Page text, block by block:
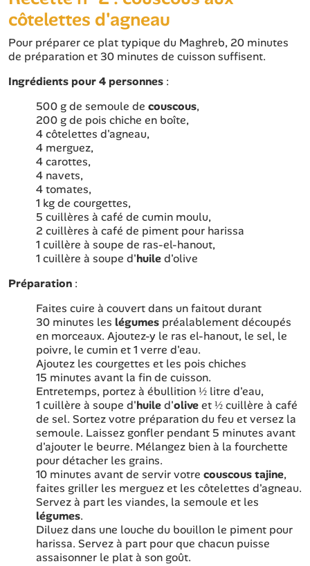
côtelettes d'agneau
Pour préparer ce plat typique du Maghreb, 20 minutes
de préparation et 30 minutes de cuisson suffisent.
Ingrédients pour 4 personnes :
500 g de semoule de couscous,
200 g de pois chiche en boîte,
4 côtelettes d'agneau,
4 merguez,
4 carottes,
4 navets,
4 tomates,
1 kg de courgettes,
5 cuillères à café de cumin moulu,
2 cuillères à café de piment pour harissa
1 cuillère à soupe de ras-el-hanout,
1 cuillère à soupe d'huiled'olive
Préparation :
Faites cuire à couvert dans un faitout durant
30 minutes les légumes préalablement découpés
en morceaux. Ajoutez-y le ras el-hanout, le sel, le
poivre, le cumin et 1 verre d'eau.
Ajoutez les courgettes et les pois chiches
15 minutes avant la fin de cuisson.
Entretemps, portez à ébullition ½ litre d'eau,
1 cuillère à soupe d'huiled'oliveet ½ cuillère à café
de sel. Sortez votre préparation du feu et versez la
semoule. Laissez gonfler pendant 5 minutes avant
d'ajouter le beurre. Mélangez bien à la fourchette
pour détacher les grains.
10 minutes avant de servir votre couscous tajine,
faites griller les merguez et les côtelettes d'agneau.
Servez à part les viandes, la semoule et les
légumes.
Diluez dans une louche du bouillon le piment pour
harissa. Servez à part pour que chacun puisse
assaisonner le plat à son goût.